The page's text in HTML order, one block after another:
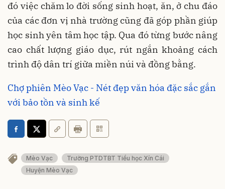
đó việc chăm lo đời sống sinh hoạt, ăn, ở chu đáo
của các đơn vị nhà trường cũng đã góp phần giúp
học sinh yên tâm học tập. Qua đó từng bước nâng
cao chất lượng giáo dục, rút ngắn khoảng cách
trình độ dân trí giữa miền núi và đồng bằng.
Chợ phiên Mèo Vạc - Nét đẹp văn hóa đặc sắc gắn
với bảo tồn và sinh kế
Mèo Vạc
Trường PTDTBT Tiểu học Xín Cái
Huyện Mèo Vạc